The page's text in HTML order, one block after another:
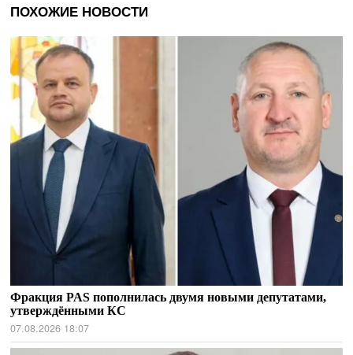
ПОХОЖИЕ НОВОСТИ
Фракция PAS пополнилась двумя новыми депутатами,
утверждёнными КС
07.08.2026 18:07